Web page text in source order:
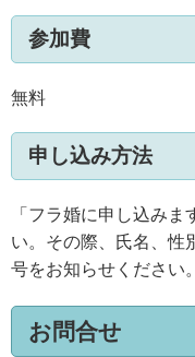
参加費
無料
申し込み方法
「フラ婚に申し込み
い。その際、氏名、性
号をお知らせください。
お問合せ